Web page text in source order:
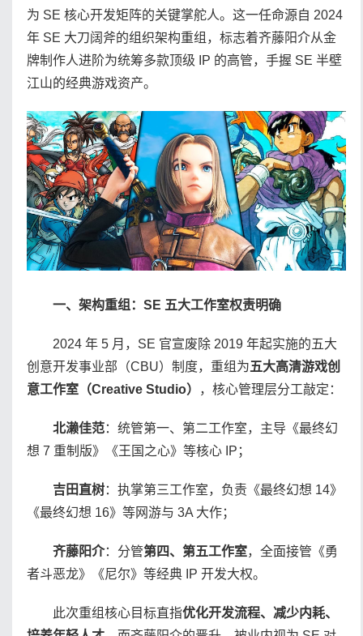
为 SE 核心开发矩阵的关键掌舵人。这一任命源自 2024
年 SE 大刀阔斧的组织架构重组，标志着齐藤阳介从金
牌制作人进阶为统筹多款顶级 IP 的高管，手握 SE 半壁
江山的经典游戏资产。
一、架构重组：SE 五大工作室权责明确
2024 年 5 月，SE 官宣废除 2019 年起实施的五大
创意开发事业部（CBU）制度，重组为五大高清游戏创
意工作室（Creative Studio）
，核心管理层分工敲定：
北濑佳范：统管第一、第二工作室，主导《最终幻
想 7 重制版》《王国之心》等核心 IP；
吉田直树：执掌第三工作室，负责《最终幻想 14》
《最终幻想 16》等网游与 3A 大作；
齐藤阳介：分管第四、第五工作室，全面接管《勇
者斗恶龙》《尼尔》等经典 IP 开发大权。
此次重组核心目标直指优化开发流程、减少内耗、